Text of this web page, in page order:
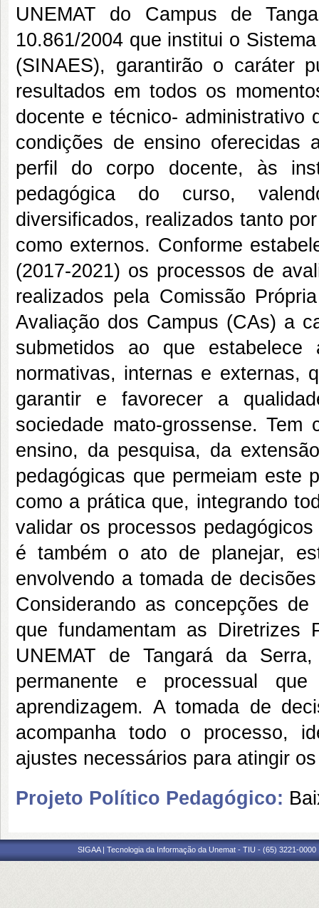
UNEMAT do Campus de
10.861/2004 que institui o
(SINAES), garantirão o caráter
resultados em todos os
docente e técnico- administrativo
condições de ensino oferecidas
perfil do corpo docente, às
pedagógica do curso,
diversificados, realizados tanto
como externos. Conforme
(2017-2021) os processos de
realizados pela Comissão
Avaliação dos Campus (CAs) a
submetidos ao que
normativas, internas e externas,
garantir e favorecer a
sociedade mato-grossense.
ensino, da pesquisa, da
pedagógicas que permeiam este
como a prática que, integrando
validar os processos
é também o ato de planejar,
envolvendo a tomada de
Considerando as concepções
que fundamentam as Diretrizes
UNEMAT de Tangará da
permanente e processual
aprendizagem. A tomada de
acompanha todo o processo,
ajustes necessários para atingir
Projeto Político Pedagógico:
SIGAA | Tecnologia da Informação da Unemat - TIU - (65) 3221-